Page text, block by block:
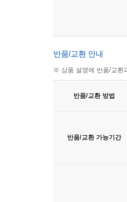
반품/교환 안내
※ 상품 설명에 반품/교환
반품/교환 방법
반품/교환 가능기간